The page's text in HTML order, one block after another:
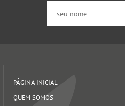
PÁGINA INICIAL
QUEM SOMOS